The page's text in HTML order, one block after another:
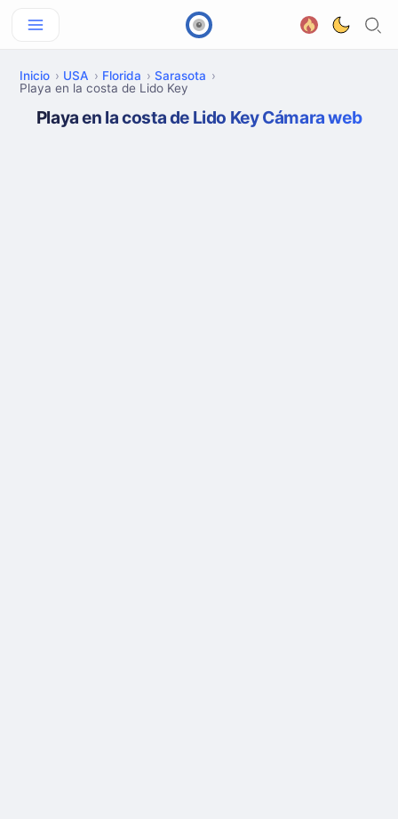
Inicio USA Florida
Sarasota
Playa en la costa de Lido Key
Playa en la costa de Lido Key Cámara web